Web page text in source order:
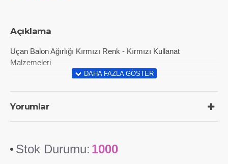
Açıklama
Uçan Balon Ağırlığı Kırmızı Renk - Kırmızı Kullanat
Malzemeleri
Yorumlar
Stok Durumu: 1000